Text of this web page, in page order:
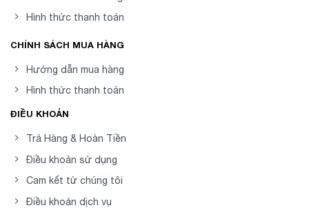
Hình thức thanh toán
CHÍNH SÁCH MUA HÀNG
Hướng dẫn mua hàng
Hình thức thanh toán
ĐIỀU KHOẢN
Trả Hàng & Hoàn Tiền
Điều khoản sử dụng
Cam kết từ chúng tôi
Điều khoản dịch vụ